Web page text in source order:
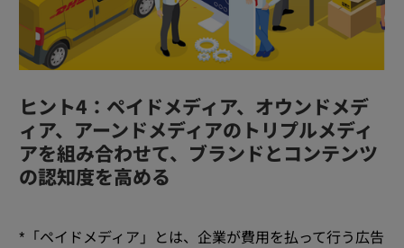
ヒント4：ペイドメディア、オウンドメデ
ィア、アーンドメディアのトリプルメディ
アを組み合わせて、ブランドとコンテンツ
の認知度を高める
*「ペイドメディア」とは、企業が費用を払って行う広告